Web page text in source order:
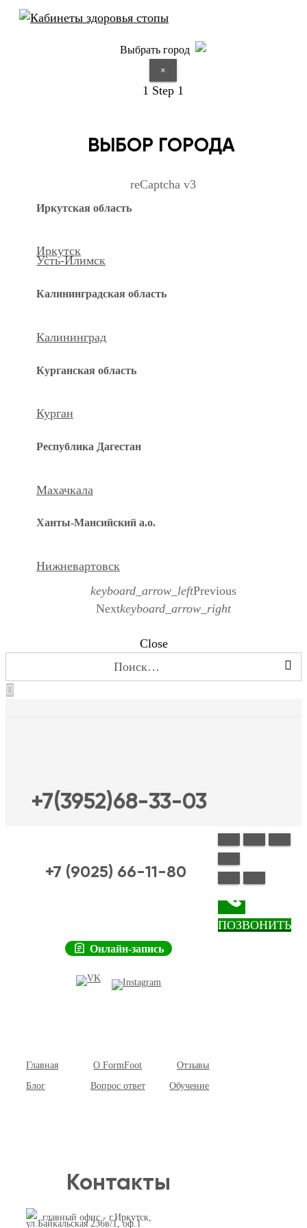
Выбрать город
×
1 Step 1
ВЫБОР ГОРОДА
reCaptcha v3
Иркутская область
Иркутск
Усть-Илимск
Калининградская область
Калининград
Курганская область
Курган
Республика Дагестан
Махачкала
Ханты-Мансийский а.о.
Нижневартовск
keyboard_arrow_leftPrevious
Nextkeyboard_arrow_right
Close
+7(3952)68-33-03
+7 (9025) 66-11-80
Онлайн-запись
Главная О FormFoot
Отзывы
Блог
Вопрос ответ Обучение
Контакты
главный офис - г.Иркутск,
ул.Байкальская 236в/1, оф.1
ПОЗВОНИТЬ